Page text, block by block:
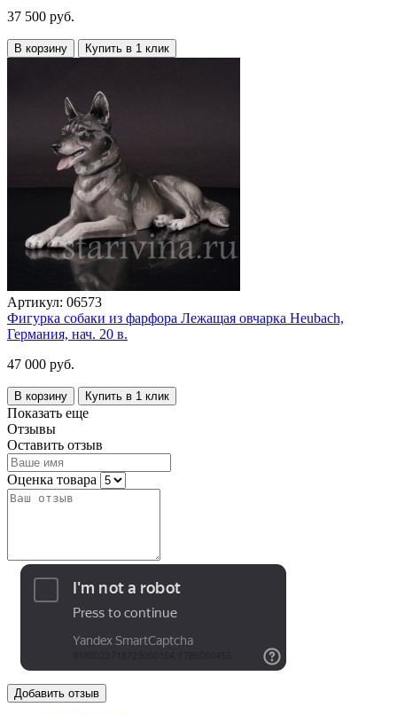
37 500 руб.
В корзину Купить в 1 клик
Артикул: 06573
Фигурка собаки из фарфора Лежащая овчарка Heubach,
Германия, нач. 20 в.
47 000 руб.
В корзину Купить в 1 клик
Показать еще
Отзывы
Оставить отзыв
Оценка товара
Добавить отзыв